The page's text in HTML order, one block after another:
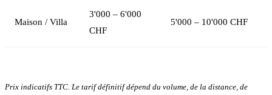
Maison / Villa
3'000 – 6'000
CHF
5'000 – 10'000 CHF
Prix indicatifs TTC. Le tarif définitif dépend du volume, de la distance, de